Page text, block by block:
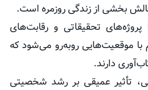
بخشی از زندگی روزمره است.
پروژه‌های تحقیقاتی و رقابت‌های
با موقعیت‌هایی روبه‌رو می‌شود که
دارند.
تأثیر عمیقی بر رشد شخصیتی